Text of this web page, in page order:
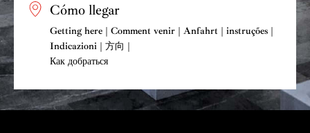
Cómo llegar
Getting here | Comment venir | Anfahrt | instruções |
Indicazioni | 方向 |
Как добраться